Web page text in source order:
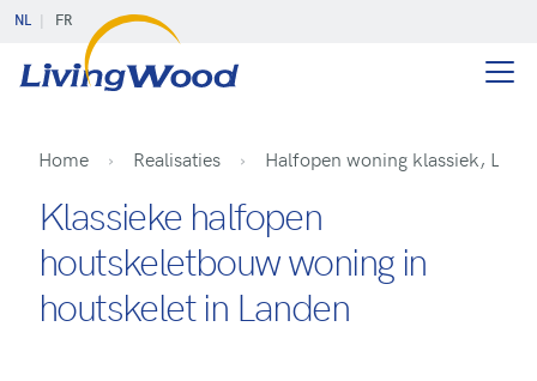
NL FR
Home Realisaties Halfopen woning klassiek,
Klassieke halfopen
houtskeletbouw woning in
houtskelet in Landen